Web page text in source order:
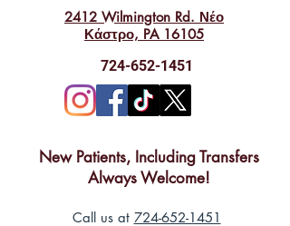
New Patients, Including Transfers
Always Welcome!
Call us at 724-652-1451
2412 Wilmington Rd. Νέο
Κάστρο, PA 16105
724-652-1451